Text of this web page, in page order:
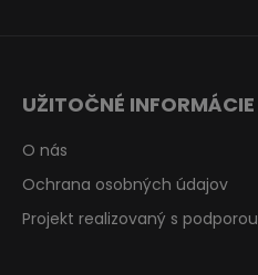
UŽITOČNÉ INFORMÁCIE
O nás
Ochrana osobných údajov
Projekt realizovaný s podporou